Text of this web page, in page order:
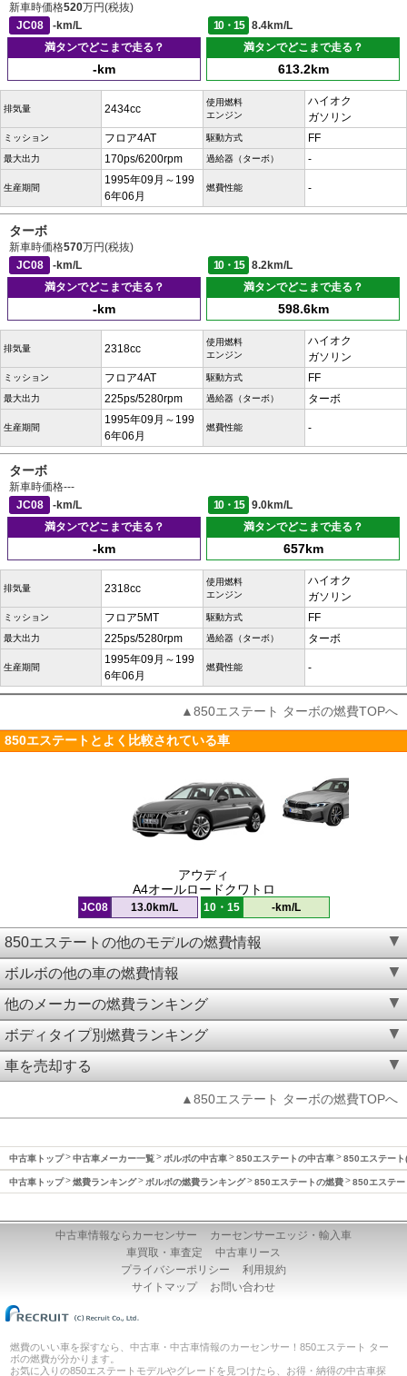
新車時価格520万円(税抜)
JC08
-km/L 10・15
8.4km/L
満タンでどこまで走る？
-km
満タンでどこまで走る？
613.2km
排気量 2434cc
使用燃料
エンジン
ハイオク
ガソリン
ミッション フロア4AT 駆動方式 FF
最大出力 170ps/6200rpm 過給器（ターボ） -
生産期間
1995年09月～199
6年06月
燃費性能 -
ターボ
新車時価格570万円(税抜)
JC08
-km/L 10・15
8.2km/L
満タンでどこまで走る？
-km
満タンでどこまで走る？
598.6km
排気量 2318cc
使用燃料
エンジン
ハイオク
ガソリン
ミッション フロア4AT 駆動方式 FF
最大出力 225ps/5280rpm 過給器（ターボ） ターボ
生産期間
1995年09月～199
6年06月
燃費性能 -
ターボ
新車時価格---
JC08
-km/L 10・15
9.0km/L
満タンでどこまで走る？
-km
満タンでどこまで走る？
657km
排気量 2318cc
使用燃料
エンジン
ハイオク
ガソリン
ミッション フロア5MT 駆動方式 FF
最大出力 225ps/5280rpm 過給器（ターボ） ターボ
生産期間
1995年09月～199
6年06月
燃費性能 -
▲850エステート ターボの燃費TOPへ
850エステートとよく比較されている車
アウディ
A4オールロードクワトロ
JC08 13.0km/L 10・15 -km/L
850エステートの他のモデルの燃費情報
ボルボの他の車の燃費情報
他のメーカーの燃費ランキング
ボディタイプ別燃費ランキング
車を売却する
▲850エステート ターボの燃費TOPへ
中古車トップ 中古車メーカー一覧 ボルボの中古車 850エステートの中古車 850エステー
中古車トップ 燃費ランキング ボルボの燃費ランキング 850エステートの燃費 850エステ
中古車情報ならカーセンサー
カーセンサーエッジ・輸入車
車買取・車査定
中古車リース
プライバシーポリシー
利用規約
サイトマップ
お問い合わせ
燃費のいい車を探すなら、中古車・中古車情報のカーセンサー！850エステート ター
ボの燃費が分かります。
お気に入りの850エステートモデルやグレードを見つけたら、お得・納得の中古車探